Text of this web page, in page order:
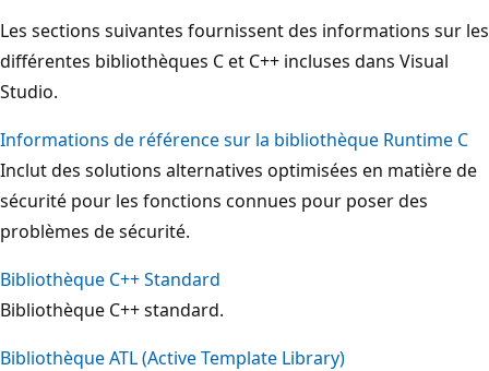
Les sections suivantes fournissent des informations sur les
différentes bibliothèques C et C++ incluses dans Visual
Studio.
Informations de référence sur la bibliothèque Runtime C
Inclut des solutions alternatives optimisées en matière de
sécurité pour les fonctions connues pour poser des
problèmes de sécurité.
Bibliothèque C++ Standard
Bibliothèque C++ standard.
Bibliothèque ATL (Active Template Library)